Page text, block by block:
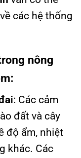
các hệ thống
nông
: Các cảm
đất và cây
độ ẩm, nhiệt
khác. Các